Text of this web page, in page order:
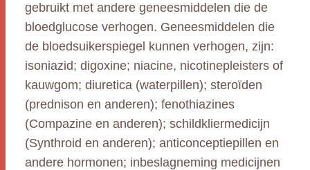
gebruikt met andere geneesmiddelen die de
bloedglucose verhogen. Geneesmiddelen die
de bloedsuikerspiegel kunnen verhogen, zijn:
isoniazid; digoxine; niacine, nicotinepleisters of
kauwgom; diuretica (waterpillen); steroïden
(prednison en anderen); fenothiazines
(Compazine en anderen); schildkliermedicijn
(Synthroid en anderen); anticonceptiepillen en
andere hormonen; inbeslagneming medicijnen